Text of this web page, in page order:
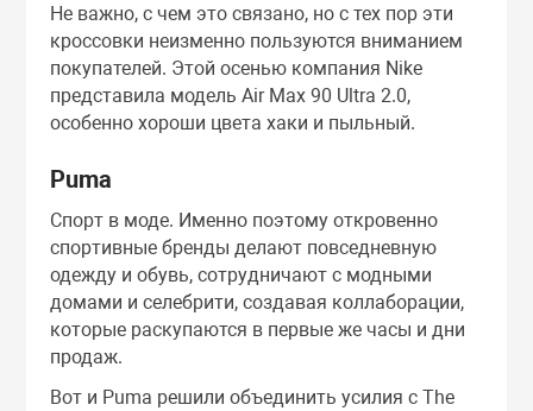
Очищающие
Патчи
Пилинги
Праймеры
Шампуни
Эссенции
Не важно, с чем это связано, но с тех пор эти
кроссовки неизменно пользуются вниманием
покупателей. Этой осенью компания Nike
представила модель Air Max 90 Ultra 2.0,
особенно хороши цвета хаки и пыльный.
Puma
Спорт в моде. Именно поэтому откровенно
спортивные бренды делают повседневную
одежду и обувь, сотрудничают с модными
домами и селебрити, создавая коллаборации,
которые раскупаются в первые же часы и дни
продаж.
Вот и Puma решили объединить усилия с The